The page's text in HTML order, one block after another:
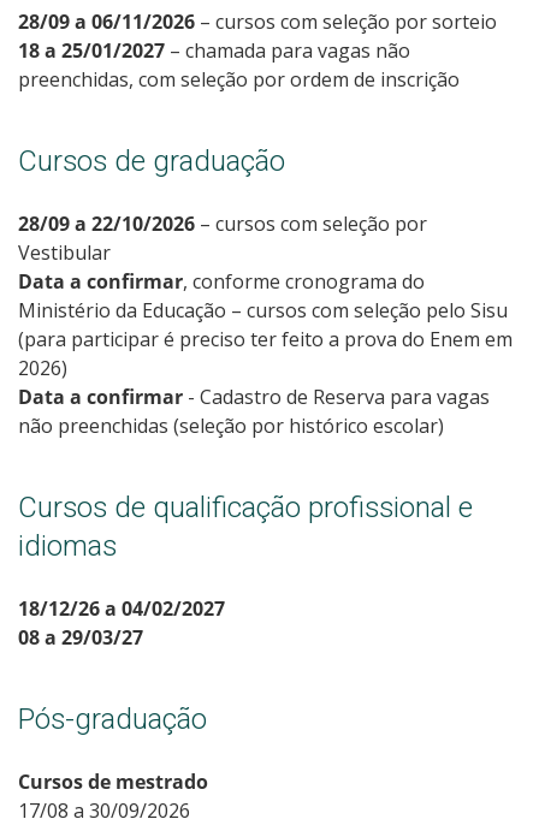
28/09 a 06/11/2026 – cursos com seleção por sorteio
18 a 25/01/2027 – chamada para vagas não
preenchidas, com seleção por ordem de inscrição
Cursos de graduação
28/09 a 22/10/2026 – cursos com seleção por
Vestibular
Data a confirmar, conforme cronograma do
Ministério da Educação – cursos com seleção pelo Sisu
(para participar é preciso ter feito a prova do Enem em
2026)
Data a confirmar - Cadastro de Reserva para vagas
não preenchidas (seleção por histórico escolar)
Cursos de qualificação profissional e
idiomas
18/12/26 a 04/02/2027
08 a 29/03/27
Pós-graduação
Cursos de mestrado
17/08 a 30/09/2026